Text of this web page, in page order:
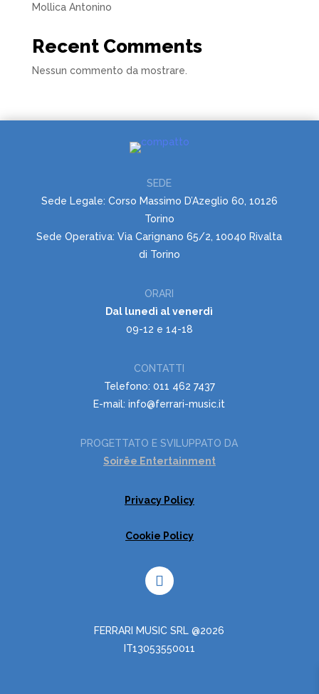
Mollica Antonino
Recent Comments
Nessun commento da mostrare.
SEDE
Sede Legale: Corso Massimo D’Azeglio 60, 10126
Torino
Sede Operativa: Via Carignano 65/2, 10040 Rivalta
di Torino
ORARI
Dal lunedì al venerdì
09-12 e 14-18
CONTATTI
Telefono: 011 462 7437
E-mail: info@ferrari-music.it
PROGETTATO E SVILUPPATO DA
Soirëe Entertainment
Privacy Policy
Cookie Policy
FERRARI MUSIC SRL @2026
IT13053550011